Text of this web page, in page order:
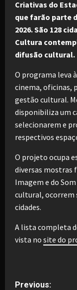
Criativas do
que farão parte
2026. São 128
Cultura
difusão cultural.
O programa leva
cinema, oficinas,
gestão cultural.
disponibiliza um
selecionarem e
respectivos
O projeto ocupa
diversas mostras
Imagem e do
cultural, ocorrem
cidades.
A lista completa
vista no site do
P
Previous: